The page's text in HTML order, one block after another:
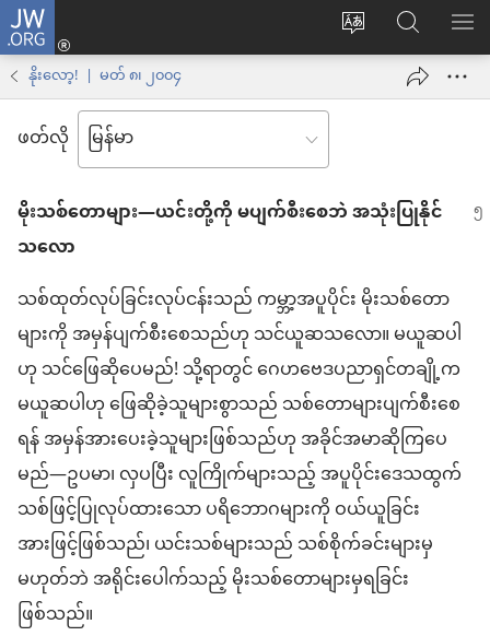
JW.ORG
ဝ
ကို
ပါ
Log
in
အသစ်
ဖွ
နေ
တယ်)
JW.ORG
ရှာ
နိုးလော့! | မတ် ၈၊ ၂၀၀၄
ဖတ်လို
မိုးသစ်တောများ—ယင်းတို့ကို မပျက်စီးစေဘဲ အသုံးပြုနိုင်
သလော
သစ်ထုတ်လုပ်ခြင်းလုပ်ငန်းသည် ကမ္ဘာ့အပူပိုင်း မိုးသစ်တော
များကို အမှန်ပျက်စီးစေသည်ဟု သင်ယူဆသလော။ မယူဆပါ
ဟု သင်ဖြေဆိုပေမည်! သို့ရာတွင် ဂေဟဗေဒပညာရှင်တချို့က
မယူဆပါဟု ဖြေဆိုခဲ့သူများစွာသည် သစ်တောများပျက်စီးစေ
ရန် အမှန်အားပေးခဲ့သူများဖြစ်သည်ဟု အခိုင်အမာဆိုကြပေ
မည်—ဥပမာ၊ လှပပြီး လူကြိုက်များသည့် အပူပိုင်းဒေသထွက်
သစ်ဖြင့်ပြုလုပ်ထားသော ပရိဘောဂများကို ဝယ်ယူခြင်း
အားဖြင့်ဖြစ်သည်၊ ယင်းသစ်များသည် သစ်စိုက်ခင်းများမှ
မဟုတ်ဘဲ အရိုင်းပေါက်သည့် မိုးသစ်တောများမှရခြင်း
ဖြစ်သည်။